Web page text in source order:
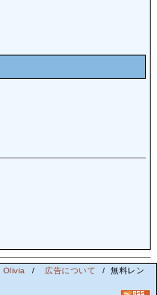
Olivia / 広告について
/ 無料レン